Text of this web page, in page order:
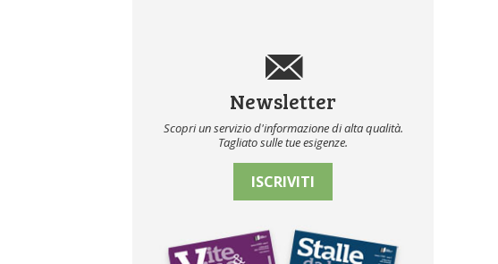
Newsletter
Scopri un servizio d'informazione di alta qualità.
Tagliato sulle tue esigenze.
ISCRIVITI